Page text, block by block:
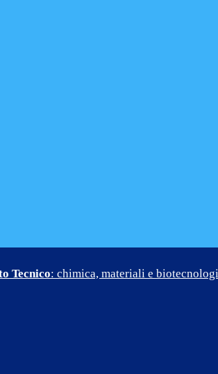
Tecnico: chimica, materiali e